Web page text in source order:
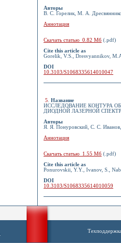
Авторы
В. С. Горелик, М. А.
Аннотация
Скачать статью 0.82 Мб (.pdf)
Cite this article as
Gorelik, V.S., Dresvyannikov,
DOI
10.3103/S1068335614010047
5
Название
ИССЛЕДОВАНИЕ КОНТУРА
ДИОДНОЙ ЛАЗЕРНОЙ
Авторы
Я. Я. Понуровский, С. С.
Аннотация
Скачать статью 1.55 Мб (.pdf)
Cite this article as
Ponurovskii, Y.Y., Ivanov, S.,
DOI
10.3103/S1068335614010059